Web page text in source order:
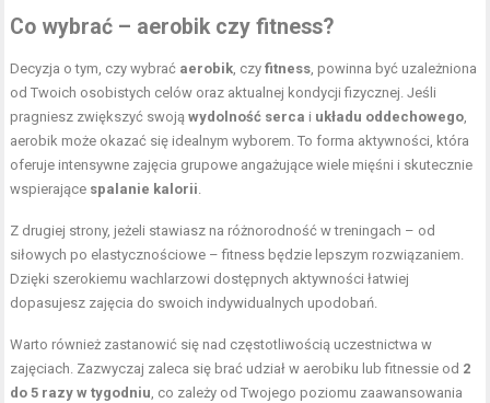
Co wybrać – aerobik czy fitness?
Decyzja o tym, czy wybrać aerobik, czyfitness, powinna być uzależniona
od Twoich osobistych celów oraz aktualnej kondycji fizycznej. Jeśli
pragniesz zwiększyć swojąwydolność serca i układu oddechowego,
aerobik może okazać się idealnym wyborem. To forma aktywności, która
oferuje intensywne zajęcia grupowe angażujące wiele mięśni i skutecznie
wspierające spalanie kalorii.
Z drugiej strony, jeżeli stawiasz na różnorodność w treningach – od
siłowych po elastycznościowe – fitness będzie lepszym rozwiązaniem.
Dzięki szerokiemu wachlarzowi dostępnych aktywności łatwiej
dopasujesz zajęcia do swoich indywidualnych upodobań.
Warto również zastanowić się nad częstotliwością uczestnictwa w
zajęciach. Zazwyczaj zaleca się brać udział w aerobiku lub fitnessie od 2
do 5 razy w tygodniu, co zależy od Twojego poziomu zaawansowania